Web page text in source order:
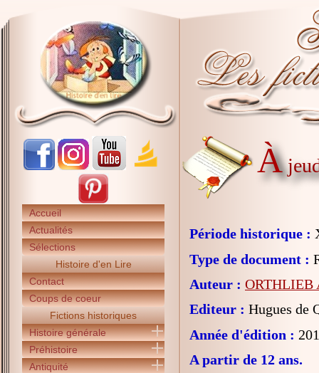
Accueil
Actualités
Sélections
Histoire d'en Lire
Contact
Coups de coeur
Fictions historiques
Histoire générale
Préhistoire
Antiquité
À
Période historique :
Type de document :
Auteur : ORTHLIEB
Editeur : Hugues de
Année d'édition :
A partir de 12 ans.